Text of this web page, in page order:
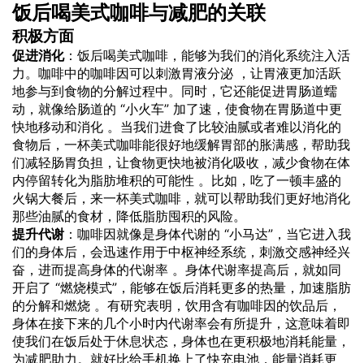
饭后喝美式咖啡与减肥的关联
积极方面
促进消化：饭后喝美式咖啡，能够为我们的消化系统注入活
力。咖啡中的咖啡因可以刺激胃液分泌 ，让胃液更加活跃
地参与到食物的分解过程中。同时，它还能促进胃肠道蠕
动，就像给肠道的 “小火车” 加了速，使食物在胃肠道中更
快地移动和消化 。当我们进食了比较油腻或者难以消化的
食物后，一杯美式咖啡能很好地缓解胃部的胀满感，帮助我
们减轻肠胃负担，让食物更快地被消化吸收，减少食物在体
内停留转化为脂肪堆积的可能性 。比如，吃了一顿丰盛的
火锅大餐后，来一杯美式咖啡，就可以帮助我们更好地消化
那些油腻的食材，降低脂肪囤积的风险。
提升代谢 ：咖啡因就像是身体代谢的 “小马达”，当它进入我
们的身体后，会迅速作用于中枢神经系统，刺激交感神经兴
奋，进而提高身体的代谢率 。身体代谢率提高后，就如同
开启了 “燃烧模式”，能够在饭后消耗更多的热量，加速脂肪
的分解和燃烧 。有研究表明，饮用含有咖啡因的饮品后，
身体在接下来的几个小时内代谢率会有所提升，这意味着即
使我们在饭后处于休息状态，身体也在更积极地消耗能量，
为减肥助力。就好比给手机换上了快充电池，能量消耗更